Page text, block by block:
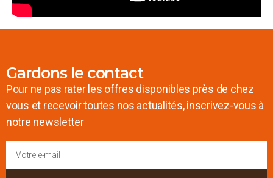
Gardons le contact
Pour ne pas rater les offres disponibles près de chez
vous et recevoir toutes nos actualités, inscrivez-vous à
notre newsletter